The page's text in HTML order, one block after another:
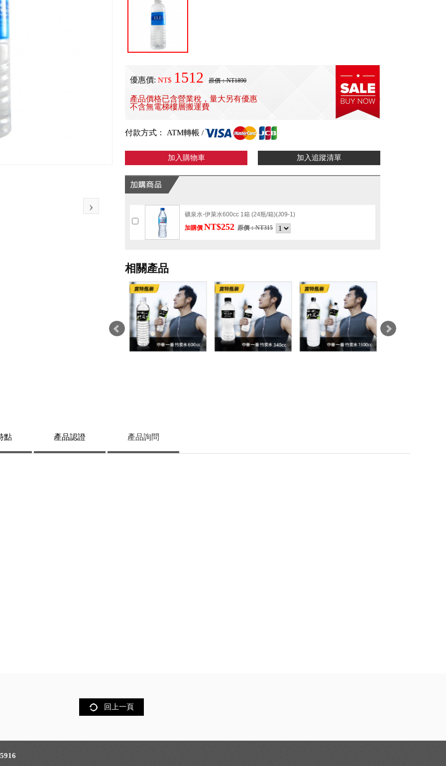
›
優惠價: NT$ 1512 原價：NT1890
產品價格已含營業稅，量大另有優惠
不含無電梯樓層搬運費
付款方式： ATM轉帳 /
礦泉水-伊萊水600cc 1箱 (24瓶/箱)(J09-1)
加購價 NT$252 原價：NT315
相關產品
點 產品認證 產品詢問
回上一頁